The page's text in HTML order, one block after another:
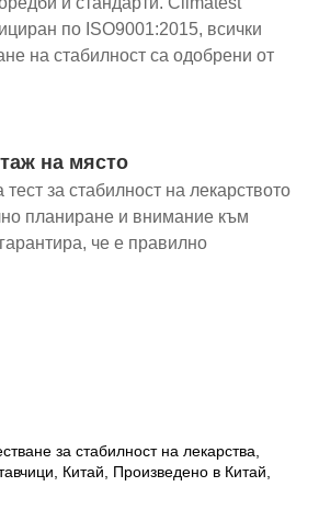
по ISO9001:2015, всички
на стабилност са одобрени от
на място
за стабилност на лекарството
планиране и внимание към
че е правилно
за стабилност на лекарства,
Китай, Произведено в Китай,